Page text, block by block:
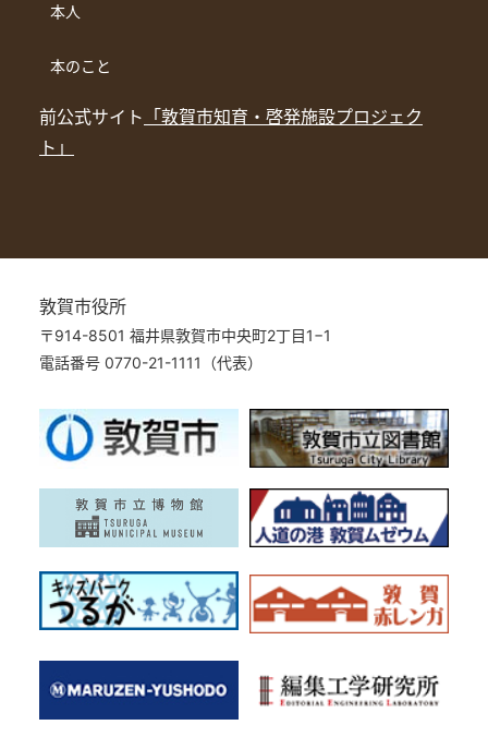
本人
本のこと
前公式サイト 「敦賀市知育・啓発施設プロジェク
ト」
敦賀市役所
〒914-8501 福井県敦賀市中央町2丁目1−1
電話番号 0770-21-1111（代表）